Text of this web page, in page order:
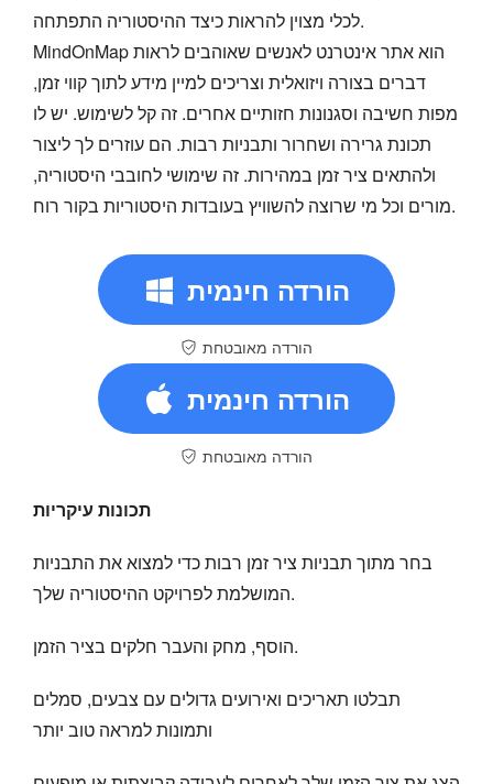
לכלי מצוין להראות כיצד ההיסטוריה התפתחה.
MindOnMap הוא אתר אינטרנט לאנשים שאוהבים לראות
דברים בצורה ויזואלית וצריכים למיין מידע לתוך קווי זמן,
מפות חשיבה וסגנונות חזותיים אחרים. זה קל לשימוש. יש לו
תכונת גרירה ושחרור ותבניות רבות. הם עוזרים לך ליצור
ולהתאים ציר זמן במהירות. זה שימושי לחובבי היסטוריה,
מורים וכל מי שרוצה להשוויץ בעובדות היסטוריות בקור רוח.
הורדה חינמית
הורדה מאובטחת
הורדה חינמית
הורדה מאובטחת
תכונות עיקריות
בחר מתוך תבניות ציר זמן רבות כדי למצוא את התבניות
המושלמת לפרויקט ההיסטוריה שלך.
הוסף, מחק והעבר חלקים בציר הזמן.
תבלטו תאריכים ואירועים גדולים עם צבעים, סמלים
ותמונות למראה טוב יותר